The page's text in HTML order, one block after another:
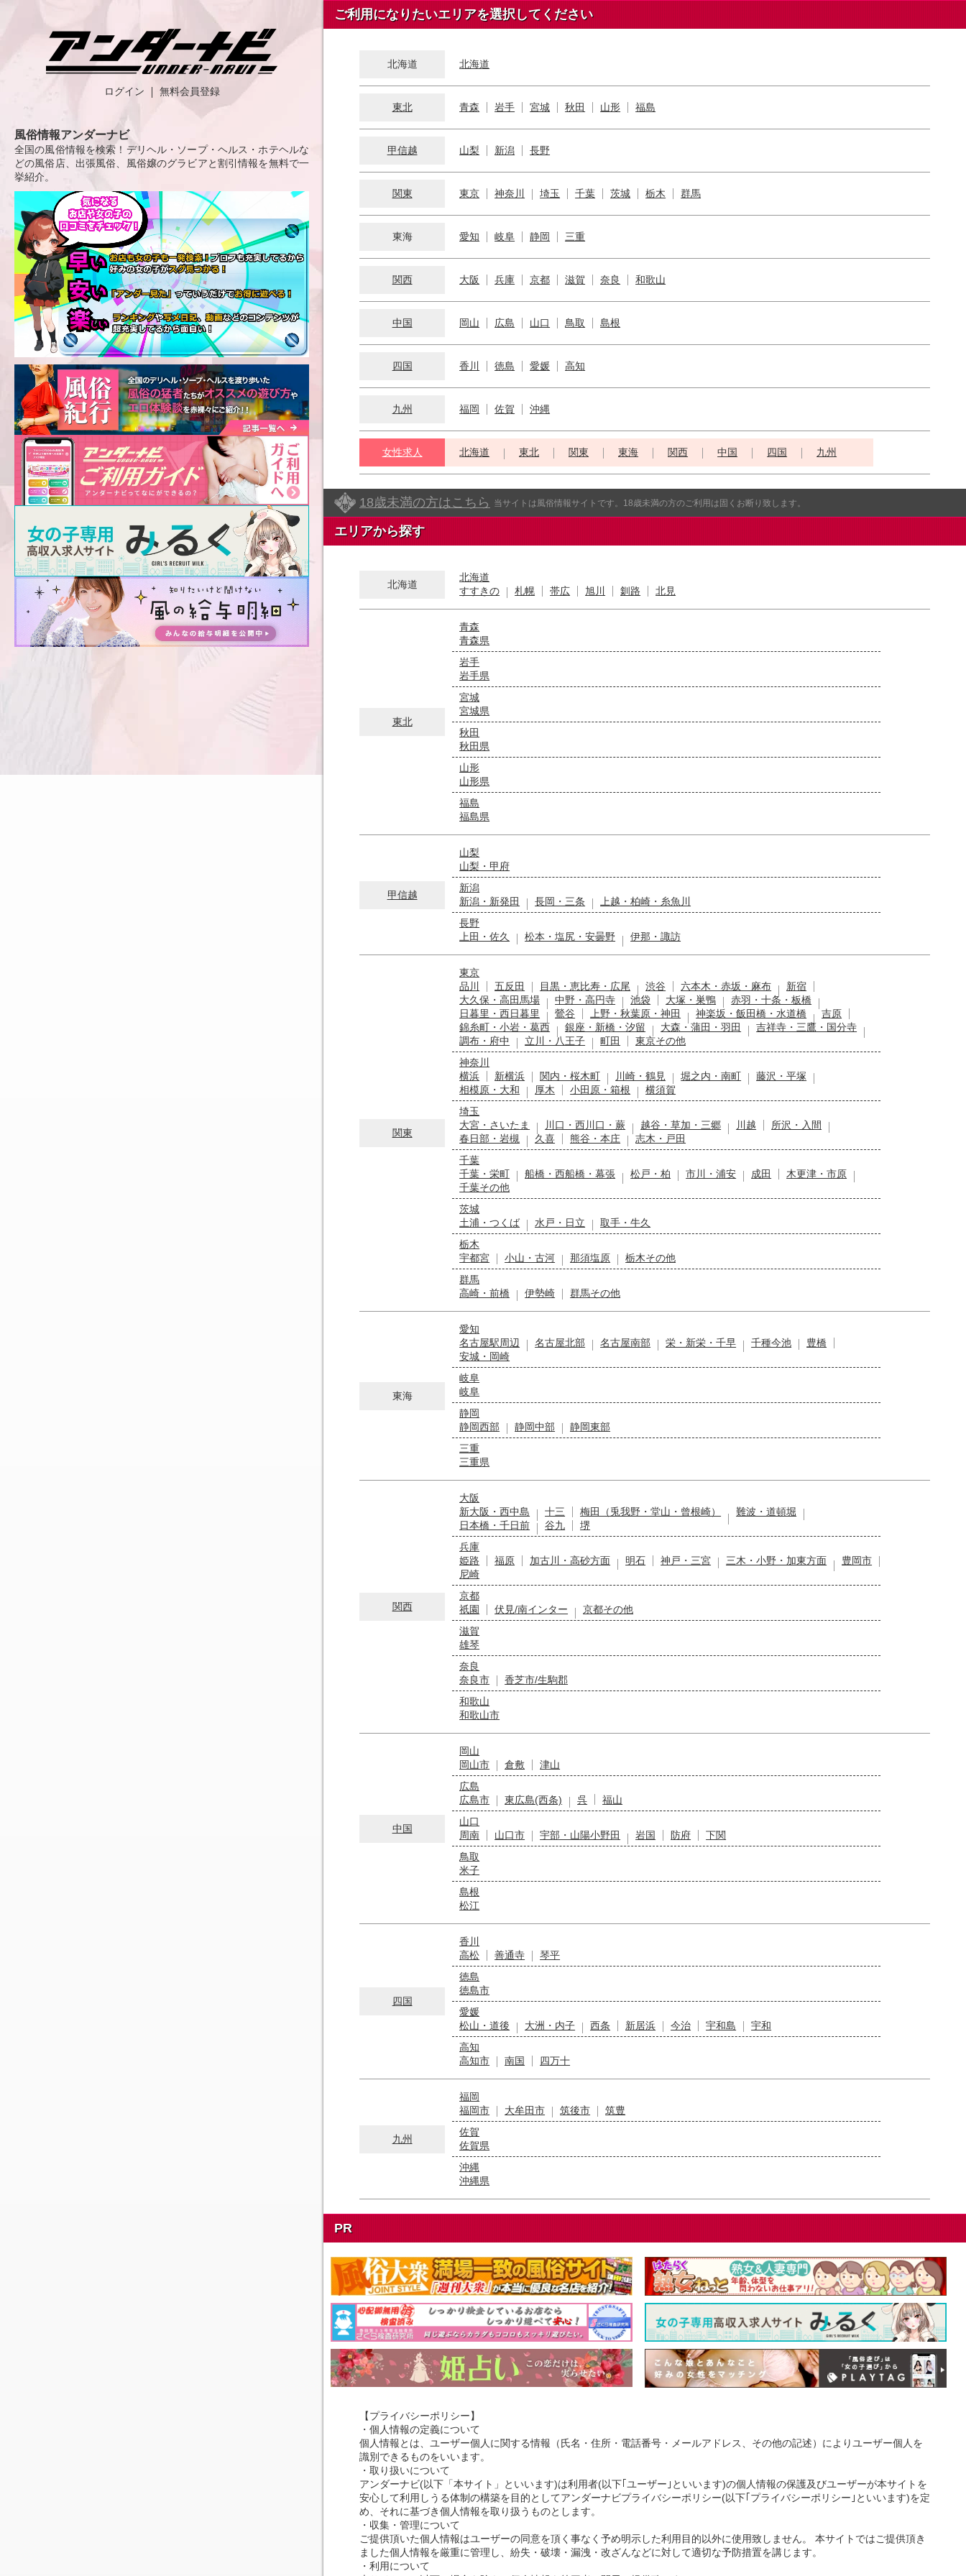
ログイン 無料会員登録
風俗情報アンダーナビ
全国の風俗情報を検索！デリヘル・ソープ・ヘルス・ホテヘルな
どの風俗店、出張風俗、風俗嬢のグラビアと割引情報を無料で一
挙紹介。
ご利用になりたいエリアを選択してください
北海道 北海道
東北 青森 岩手 宮城 秋田 山形 福島
甲信越 山梨 新潟 長野
関東 東京 神奈川 埼玉 千葉 茨城 栃木 群馬
東海 愛知 岐阜 静岡 三重
関西 大阪 兵庫 京都 滋賀 奈良 和歌山
中国 岡山 広島 山口 鳥取 島根
四国 香川 徳島 愛媛 高知
九州 福岡 佐賀 沖縄
女性求人 北海道 東北 関東 東海 関西 中国 四国 九州
18歳未満の方はこちら 当サイトは風俗情報サイトです。18歳未満の方のご利用は固くお断り致します。
エリアから探す
北海道
北海道
すすきの
札幌 帯広 旭川 釧路 北見
東北
青森
青森県
岩手
岩手県
宮城
宮城県
秋田
秋田県
山形
山形県
福島
福島県
甲信越
山梨
山梨・甲府
新潟
新潟・新発田
長岡・三条
上越・柏崎・糸魚川
長野
上田・佐久
松本・塩尻・安曇野 伊那・諏訪
関東
東京
品川
五反田 目黒・恵比寿・広尾 渋谷 六本木・赤坂・麻布
新宿
大久保・高田馬場
中野・高円寺 池袋 大塚・巣鴨
赤羽・十条・板橋
日暮里・西日暮里
鶯谷 上野・秋葉原・神田 神楽坂・飯田橋・水道橋
吉原
錦糸町・小岩・葛西
銀座・新橋・汐留 大森・蒲田・羽田
吉祥寺・三鷹・国分寺
調布・府中
立川・八王子 町田
東京その他
神奈川
横浜
新横浜 関内・桜木町 川崎・鶴見 堀之内・南町
藤沢・平塚
相模原・大和
厚木 小田原・箱根
横須賀
埼玉
大宮・さいたま
川口・西川口・蕨 越谷・草加・三郷 川越
所沢・入間
春日部・岩槻
久喜 熊谷・本庄
志木・戸田
千葉
千葉・栄町
船橋・西船橋・幕張 松戸・柏 市川・浦安 成田
木更津・市原
千葉その他
茨城
土浦・つくば
水戸・日立
取手・牛久
栃木
宇都宮
小山・古河 那須塩原
栃木その他
群馬
高崎・前橋
伊勢崎 群馬その他
東海
愛知
名古屋駅周辺
名古屋北部 名古屋南部 栄・新栄・千早 千種今池
豊橋
安城・岡崎
岐阜
岐阜
静岡
静岡西部
静岡中部
静岡東部
三重
三重県
関西
大阪
新大阪・西中島
十三 梅田（兎我野・堂山・曾根崎）
難波・道頓堀
日本橋・千日前
谷九
堺
兵庫
姫路
福原 加古川・高砂方面 明石 神戸・三宮 三木・小野・加東方面
豊岡市
尼崎
京都
祇園
伏見/南インター
京都その他
滋賀
雄琴
奈良
奈良市
香芝市/生駒郡
和歌山
和歌山市
中国
岡山
岡山市
倉敷
津山
広島
広島市
東広島(西条) 呉
福山
山口
周南
山口市 宇部・山陽小野田 岩国 防府
下関
鳥取
米子
島根
松江
四国
香川
高松
善通寺
琴平
徳島
徳島市
愛媛
松山・道後
大洲・内子 西条 新居浜 今治 宇和島
宇和
高知
高知市
南国 四万十
九州
福岡
福岡市
大牟田市 筑後市
筑豊
佐賀
佐賀県
沖縄
沖縄県
PR
【プライバシーポリシー】
・個人情報の定義について
個人情報とは、ユーザー個人に関する情報（氏名・住所・電話番号・メールアドレス、その他の記述）によりユーザー個人を
識別できるものをいいます。
・取り扱いについて
アンダーナビ(以下「本サイト」といいます)は利用者(以下｢ユーザー｣といいます)の個人情報の保護及びユーザーが本サイトを
安心して利用しうる体制の構築を目的としてアンダーナビプライバシーポリシー(以下｢プライバシーポリシー｣といいます)を定
め、それに基づき個人情報を取り扱うものとします。
・収集・管理について
ご提供頂いた個人情報はユーザーの同意を頂く事なく予め明示した利用目的以外に使用致しません。 本サイトではご提供頂き
ました個人情報を厳重に管理し、紛失・破壊・漏洩・改ざんなどに対して適切な予防措置を講じます。
・利用について